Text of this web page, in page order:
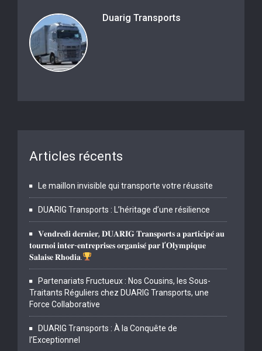
Duarig Transports
Articles récents
Le maillon invisible qui transporte votre réussite
DUARIG Transports : L’héritage d’une résilience
𝐕𝐞𝐧𝐝𝐫𝐞𝐝𝐢 𝐝𝐞𝐫𝐧𝐢𝐞𝐫, 𝐃𝐔𝐀𝐑𝐈𝐆 𝐓𝐫𝐚𝐧𝐬𝐩𝐨𝐫𝐭𝐬 𝐚 𝐩𝐚𝐫𝐭𝐢𝐜𝐢𝐩𝐞́ 𝐚𝐮
𝐭𝐨𝐮𝐫𝐧𝐨𝐢 𝐢𝐧𝐭𝐞𝐫-𝐞𝐧𝐭𝐫𝐞𝐩𝐫𝐢𝐬𝐞𝐬 𝐨𝐫𝐠𝐚𝐧𝐢𝐬𝐞́ 𝐩𝐚𝐫 𝐥’𝐎𝐥𝐲𝐦𝐩𝐢𝐪𝐮𝐞
𝐒𝐚𝐥𝐚𝐢𝐬𝐞 𝐑𝐡𝐨𝐝𝐢𝐚.
Partenariats Fructueux : Nos Cousins, les Sous-
Traitants Réguliers chez DUARIG Transports, une
Force Collaborative
DUARIG Transports : À la Conquête de
l’Exceptionnel